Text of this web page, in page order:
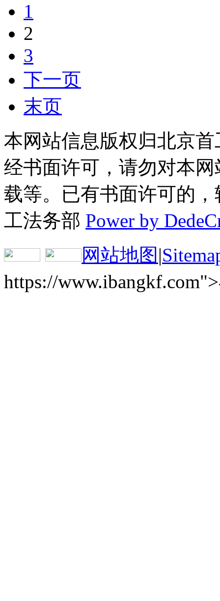
1
2
3
下一页
末页
本网站信息版权归北京
经书面许可，请勿对本
载等。已有书面许可的
工法务部 Power by
网站地图 |
https://